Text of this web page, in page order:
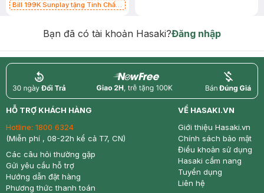
Bill 199K Sunplay tặng Tinh Chất
Bạn đã có tài khoản Hasaki?Đăng nhập
return nowfree price
HỖ TRỢ KHÁCH HÀNG
Hotline: 1800 6324
(Miễn phí , 08-22h kể cả T7, CN)
Các câu hỏi thường gặp
Gửi yêu cầu hỗ trợ
Hướng dẫn đặt hàng
Phương thức thanh toán
VỀ HASAKI.VN
Giới thiệu Hasaki.vn
Chính sách bảo mật
Điều khoản sử dụng
Hasaki cẩm nang
Tuyển dụng
Liên hệ